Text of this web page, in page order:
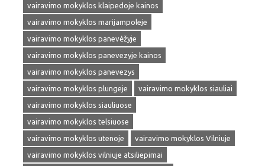
vairavimo mokyklos klaipedoje kainos
vairavimo mokyklos marijampoleje
vairavimo mokyklos panevėžyje
vairavimo mokyklos panevezyje kainos
vairavimo mokyklos panevezys
vairavimo mokyklos plungeje
vairavimo mokyklos siauliai
vairavimo mokyklos siauliuose
vairavimo mokyklos telsiuose
vairavimo mokyklos utenoje
vairavimo mokyklos Vilniuje
vairavimo mokyklos vilniuje atsiliepimai